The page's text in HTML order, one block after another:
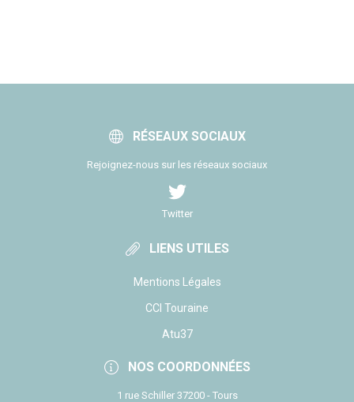
RÉSEAUX SOCIAUX
Rejoignez-nous sur les réseaux sociaux
Twitter
LIENS UTILES
Mentions Légales
CCI Touraine
Atu37
NOS COORDONNÉES
1 rue Schiller 37200 - Tours